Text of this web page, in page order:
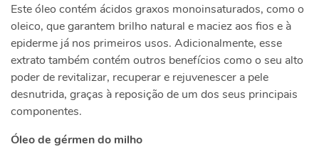
Este óleo contém ácidos graxos monoinsaturados, como o
oleico, que garantem brilho natural e maciez aos fios e à
epiderme já nos primeiros usos. Adicionalmente, esse
extrato também contém outros benefícios como o seu alto
poder de revitalizar, recuperar e rejuvenescer a pele
desnutrida, graças à reposição de um dos seus principais
componentes.
Óleo de gérmen do milho